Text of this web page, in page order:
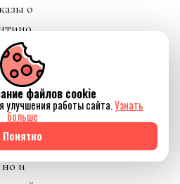
о
как
тебя.
У
не
и
файлов cookie
улучшения работы сайта.Узнать
больше
Понятно